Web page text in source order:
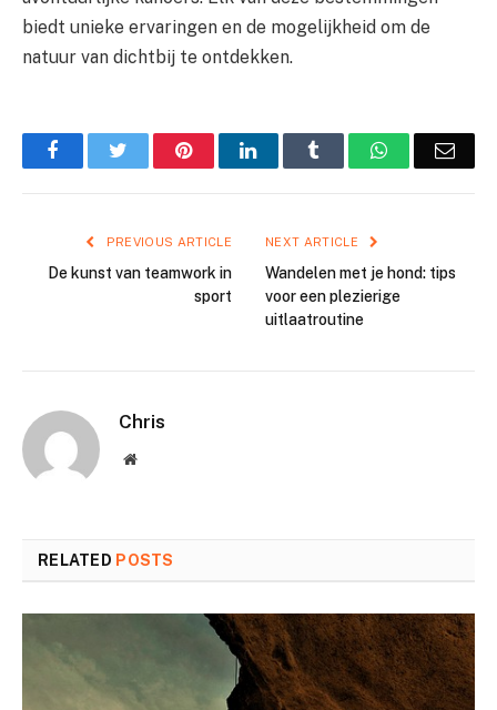
biedt unieke ervaringen en de mogelijkheid om de
natuur van dichtbij te ontdekken.
FacebookTwitter PinterestLinkedIn Tumblr WhatsApp
PREVIOUS ARTICLE
De kunst van teamwork in
sport
NEXT ARTICLE
Wandelen met je hond: tips
voor een plezierige
uitlaatroutine
Chris
Website
RELATED POSTS